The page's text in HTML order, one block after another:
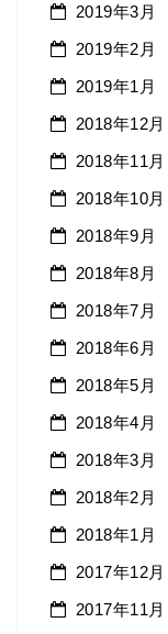
2019年3月
2019年2月
2019年1月
2018年12月
2018年11月
2018年10月
2018年9月
2018年8月
2018年7月
2018年6月
2018年5月
2018年4月
2018年3月
2018年2月
2018年1月
2017年12月
2017年11月